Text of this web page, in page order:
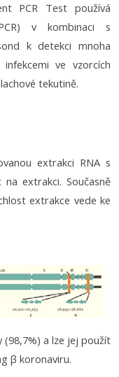
PCR Test používá
v kombinaci s
k detekci mnoha
ve vzorcích
tekutině.
extrakci RNA s
extrakci. Současně
extrakce vede ke
(98,7%) a lze jej použít
β koronaviru.